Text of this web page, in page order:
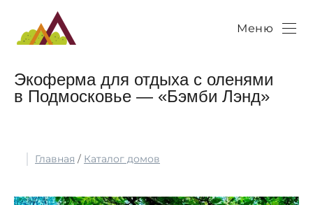
Меню
Экоферма для отдыха с оленями
в Подмосковье — «Бэмби Лэнд»
Главная / Каталог домов